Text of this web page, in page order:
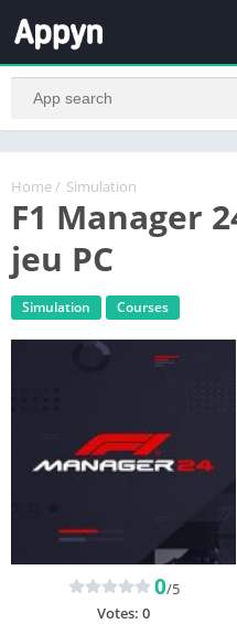
Home / Simulation
F1 Manager
jeu PC
Simulation Courses
0/5
Votes: 0